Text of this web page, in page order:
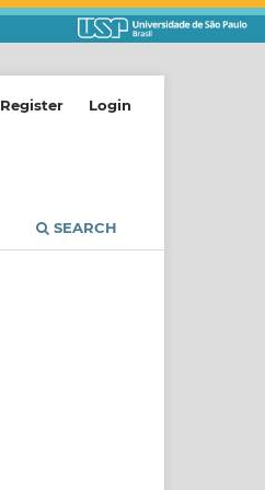
SEARCH
Register Login